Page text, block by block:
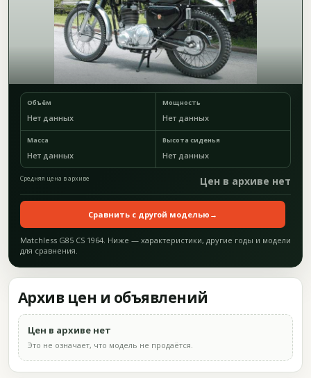
Объём
Нет данных
Мощность
Нет данных
Масса
Нет данных
Высота сиденья
Нет данных
Средняя цена в архиве Цен в архиве нет
Сравнить с другой моделью →
Matchless G85 CS 1964. Ниже — характеристики, другие годы и модели
для сравнения.
Архив цен и объявлений
Цен в архиве нет
Это не означает, что модель не продаётся.